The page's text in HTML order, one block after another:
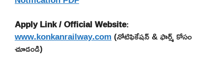
Apply Link / Official Website:
www.konkanrailway.com(నోటిఫికేషన్ & ఫార్మ్ కోసం
చూడండి)